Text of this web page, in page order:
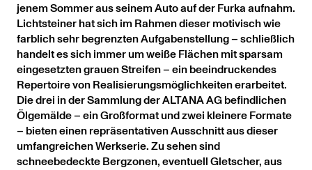
jenem Sommer aus seinem Auto auf der Furka aufnahm.
Lichtsteiner hat sich im Rahmen dieser motivisch wie
farblich sehr begrenzten Aufgabenstellung – schließlich
handelt es sich immer um weiße Flächen mit sparsam
eingesetzten grauen Streifen – ein beeindruckendes
Repertoire von Realisierungsmöglichkeiten erarbeitet.
Die drei in der Sammlung der ALTANA AG befindlichen
Ölgemälde – ein Großformat und zwei kleinere Formate
– bieten einen repräsentativen Ausschnitt aus dieser
umfangreichen Werkserie. Zu sehen sind
schneebedeckte Bergzonen, eventuell Gletscher, aus